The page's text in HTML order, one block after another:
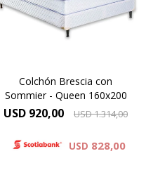
Alta Densidad 30 Kg
Colchón Brescia con
Sommier - Queen 160x200
USD 920,00 USD1.314,00
USD 828,00